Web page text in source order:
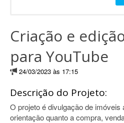
Criação e
para YouTube
24/03/2023 às 17:15
Descrição do Projeto:
O projeto é divulgação de imóveis
orientação quanto a compra,